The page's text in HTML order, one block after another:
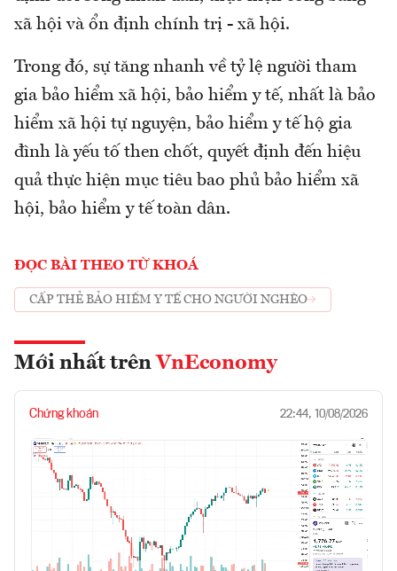
xã hội và ổn định chính trị - xã hội.
Trong đó, sự tăng nhanh về tỷ lệ người tham
gia bảo hiểm xã hội, bảo hiểm y tế, nhất là bảo
hiểm xã hội tự nguyện, bảo hiểm y tế hộ gia
đình là yếu tố then chốt, quyết định đến hiệu
quả thực hiện mục tiêu bao phủ bảo hiểm xã
hội, bảo hiểm y tế toàn dân.
ĐỌC BÀI THEO TỪ KHOÁ
CẤP THẺ BẢO HIỂM Y TẾ CHO NGƯỜI NGHÈO
Mới nhất trên VnEconomy
Chứng khoán 22:44, 10/08/2026